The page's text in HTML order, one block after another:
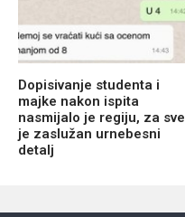
Dopisivanje studenta i
majke nakon ispita
nasmijalo je regiju, za sve
je zaslužan urnebesni
detalj